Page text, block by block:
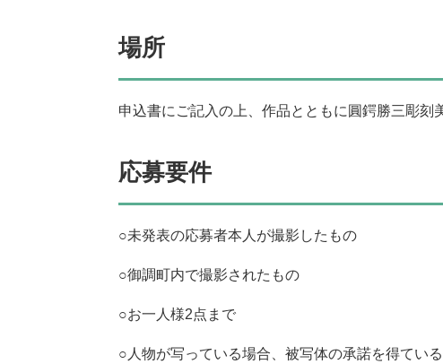
場所
申込書にご記入の上、作品とともに圓鍔勝三彫刻
応募要件
○未発表の応募者本人が撮影したもの
○御調町内で撮影されたもの
○お一人様2点まで
○人物が写っている場合、被写体の承諾を得てい